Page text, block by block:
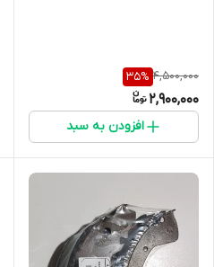
4,500,000
35%
2,900,000
افزودن به سبد